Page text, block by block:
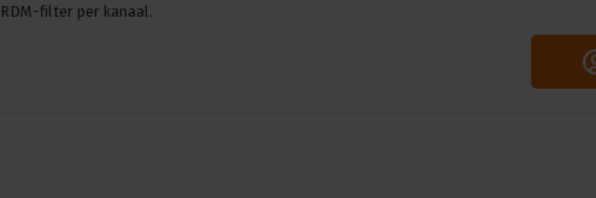
RDM-filter per kanaal.